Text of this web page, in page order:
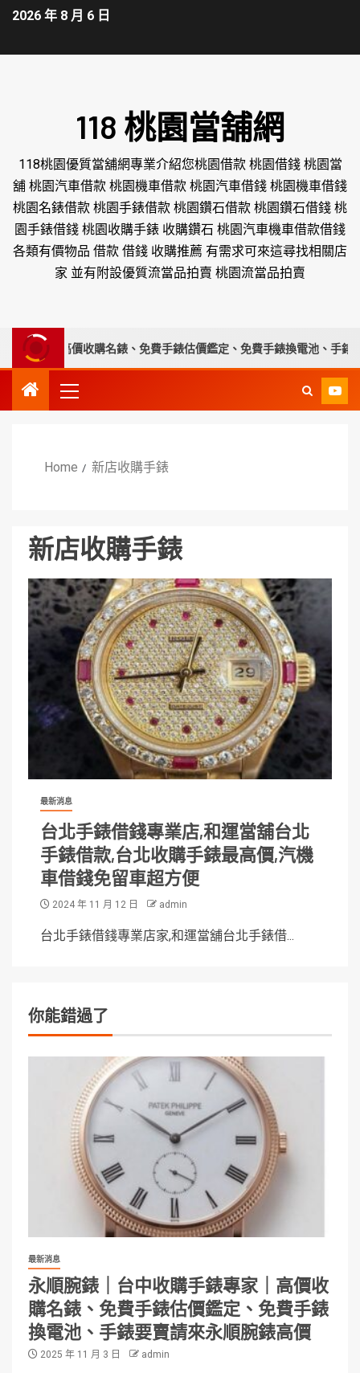
2026 年 8 月 6 日
118 桃園當舖網
118桃園優質當舖網專業介紹您桃園借款 桃園借錢 桃園當
舖 桃園汽車借款 桃園機車借款 桃園汽車借錢 桃園機車借錢
桃園名錶借款 桃園手錶借款 桃園鑽石借款 桃園鑽石借錢 桃
園手錶借錢 桃園收購手錶 收購鑽石 桃園汽車機車借款借錢
各類有價物品 借款 借錢 收購推薦 有需求可來這尋找相關店
家 並有附設優質流當品拍賣 桃園流當品拍賣
家｜高價收購名錶、免費手錶估價鑑定、免費手錶換電池、手錶要賣
Home 新店收購手錶
新店收購手錶
最新消息
台北手錶借錢專業店,和運當舖台北
手錶借款,台北收購手錶最高價,汽機
車借錢免留車超方便
2024 年 11 月 12 日 admin
台北手錶借錢專業店家,和運當舖台北手錶借...
你能錯過了
最新消息
永順腕錶｜台中收購手錶專家｜高價收
購名錶、免費手錶估價鑑定、免費手錶
換電池、手錶要賣請來永順腕錶高價
2025 年 11 月 3 日 admin